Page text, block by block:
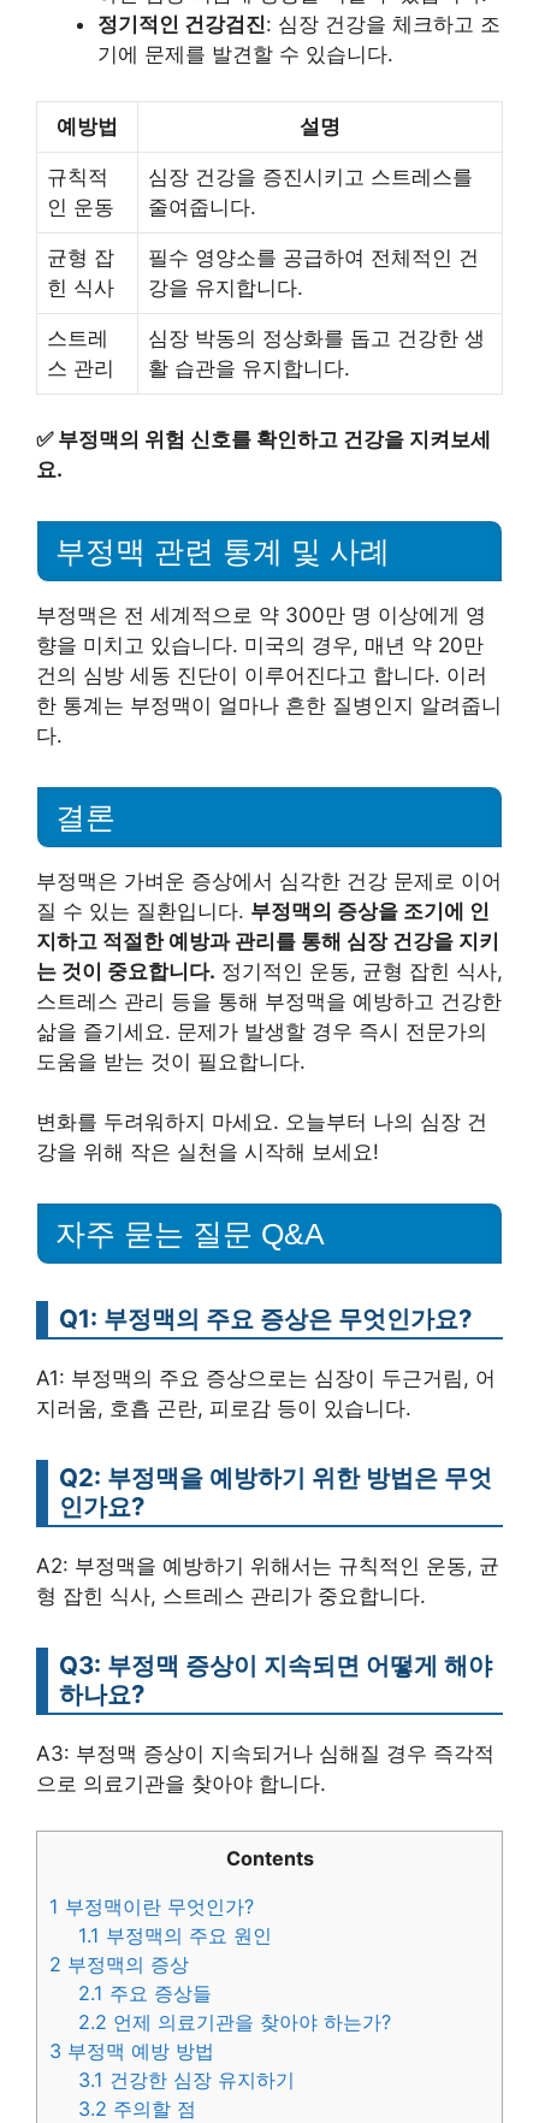
정기적인 건강검진: 심장 건강을 체크하고 조
기에 문제를 발견할 수 있습니다.
예방법 설명
규칙적
인 운동
심장 건강을 증진시키고 스트레스를
줄여줍니다.
균형 잡
힌 식사
필수 영양소를 공급하여 전체적인 건
강을 유지합니다.
스트레
스 관리
심장 박동의 정상화를 돕고 건강한 생
활 습관을 유지합니다.
✅ 부정맥의 위험 신호를 확인하고 건강을 지켜보세
요.
부정맥 관련 통계 및 사례
부정맥은 전 세계적으로 약 300만 명 이상에게 영
향을 미치고 있습니다. 미국의 경우, 매년 약 20만
건의 심방 세동 진단이 이루어진다고 합니다. 이러
한 통계는 부정맥이 얼마나 흔한 질병인지 알려줍니
다.
결론
부정맥은 가벼운 증상에서 심각한 건강 문제로 이어
질 수 있는 질환입니다. 부정맥의 증상을 조기에 인
지하고 적절한 예방과 관리를 통해 심장 건강을 지키
는 것이 중요합니다. 정기적인 운동, 균형 잡힌 식사,
스트레스 관리 등을 통해 부정맥을 예방하고 건강한
삶을 즐기세요. 문제가 발생할 경우 즉시 전문가의
도움을 받는 것이 필요합니다.
변화를 두려워하지 마세요. 오늘부터 나의 심장 건
강을 위해 작은 실천을 시작해 보세요!
자주 묻는 질문 Q&A
Q1: 부정맥의 주요 증상은 무엇인가요?
A1: 부정맥의 주요 증상으로는 심장이 두근거림, 어
지러움, 호흡 곤란, 피로감 등이 있습니다.
Q2: 부정맥을 예방하기 위한 방법은 무엇
인가요?
A2: 부정맥을 예방하기 위해서는 규칙적인 운동, 균
형 잡힌 식사, 스트레스 관리가 중요합니다.
Q3: 부정맥 증상이 지속되면 어떻게 해야
하나요?
A3: 부정맥 증상이 지속되거나 심해질 경우 즉각적
으로 의료기관을 찾아야 합니다.
Contents
1 부정맥이란 무엇인가?
1.1 부정맥의 주요 원인
2 부정맥의 증상
2.1 주요 증상들
2.2 언제 의료기관을 찾아야 하는가?
3 부정맥 예방 방법
3.1 건강한 심장 유지하기
3.2 주의할 점